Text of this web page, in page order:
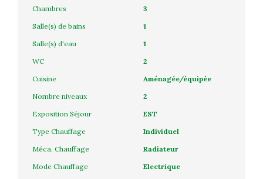
Chambres
3
Salle(s) de bains
1
Salle(s) d'eau
1
WC
2
Cuisine
Aménagée/équipée
Nombre niveaux
2
Exposition Séjour
EST
Type Chauffage
Individuel
Méca. Chauffage
Radiateur
Mode Chauffage
Electrique